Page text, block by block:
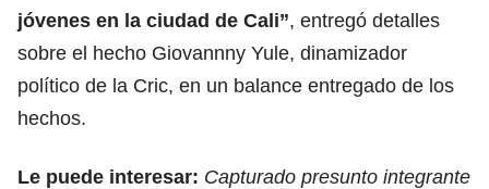
jóvenes en la ciudad de Cali”, entregó detalles
sobre el hecho Giovannny Yule, dinamizador
político de la Cric, en un balance entregado de los
hechos.
Le puede interesar: Capturado presunto integrante